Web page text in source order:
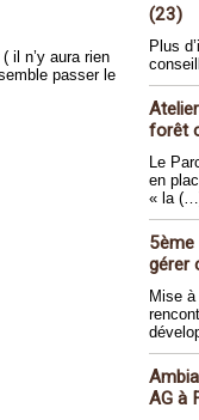
il n’y aura rien
passer le
(23)
Plus
forêt
Le
en
« la
5ème
gérer
Mise
AG à